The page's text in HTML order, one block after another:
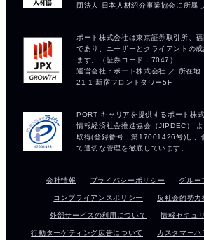
会社情報 プライバシーポリシー グルー
コンプライアンスポリシー 反社会的勢力
外部サービスの利用について 情報セキュ
行動ターゲティング広告について カスタマーハ